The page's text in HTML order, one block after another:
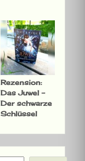
Rezension:
Das Juwel –
Der schwarze
Schlüssel